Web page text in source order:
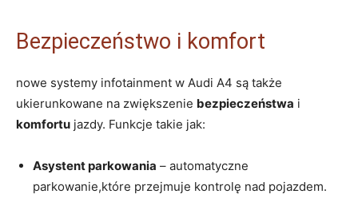
Bezpieczeństwo i komfort
nowe systemy infotainment w Audi A4 są także
ukierunkowane na zwiększenie bezpieczeństwa i
komfortu jazdy. Funkcje takie jak:
Asystent parkowania – automatyczne
parkowanie,które przejmuje kontrolę nad pojazdem.